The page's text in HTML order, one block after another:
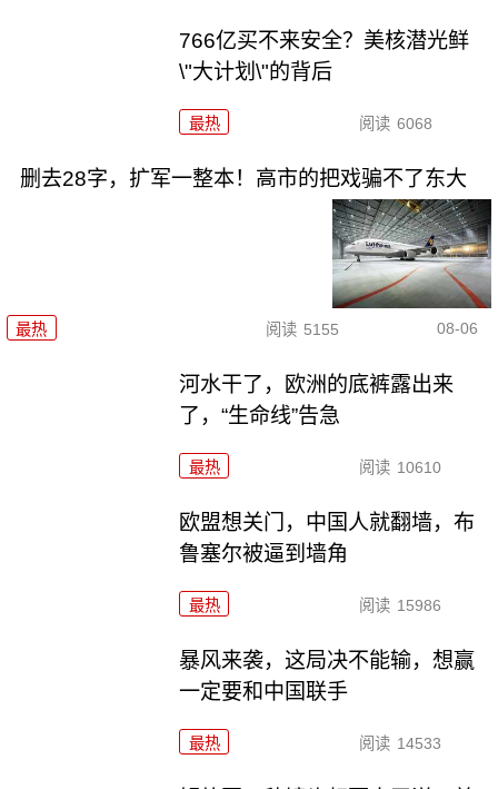
766亿买不来安全？美核潜光鲜
\"大计划\"的背后
最热 阅读 6068
删去28字，扩军一整本！高市的把戏骗不了东大
最热 阅读 5155 08-06
河水干了，欧洲的底裤露出来
了，“生命线”告急
最热 阅读 10610
欧盟想关门，中国人就翻墙，布
鲁塞尔被逼到墙角
最热 阅读 15986
暴风来袭，这局决不能输，想赢
一定要和中国联手
最热 阅读 14533